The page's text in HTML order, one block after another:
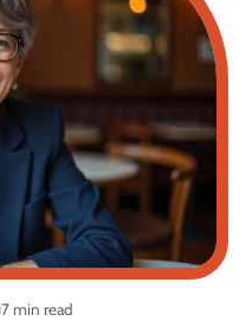
7 min read